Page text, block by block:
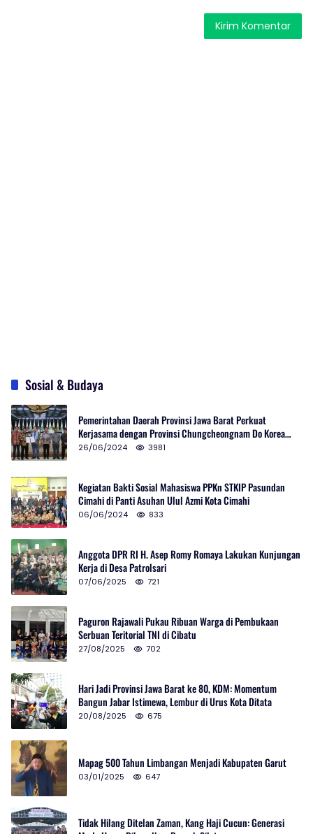
Sosial & Budaya
Pemerintahan Daerah Provinsi Jawa Barat Perkuat
Kerjasama dengan Provinsi Chungcheongnam Do Korea
Selatan
26/06/2024 3981
Kegiatan Bakti Sosial Mahasiswa PPKn STKIP Pasundan
Cimahi di Panti Asuhan Ulul Azmi Kota Cimahi
06/06/2024 833
Anggota DPR RI H. Asep Romy Romaya Lakukan Kunjungan
Kerja di Desa Patrolsari
07/06/2025 721
Paguron Rajawali Pukau Ribuan Warga di Pembukaan
Serbuan Teritorial TNI di Cibatu
27/08/2025 702
Hari Jadi Provinsi Jawa Barat ke 80, KDM: Momentum
Bangun Jabar Istimewa, Lembur di Urus Kota Ditata
20/08/2025 675
Mapag 500 Tahun Limbangan Menjadi Kabupaten Garut
03/01/2025 647
Tidak Hilang Ditelan Zaman, Kang Haji Cucun: Generasi